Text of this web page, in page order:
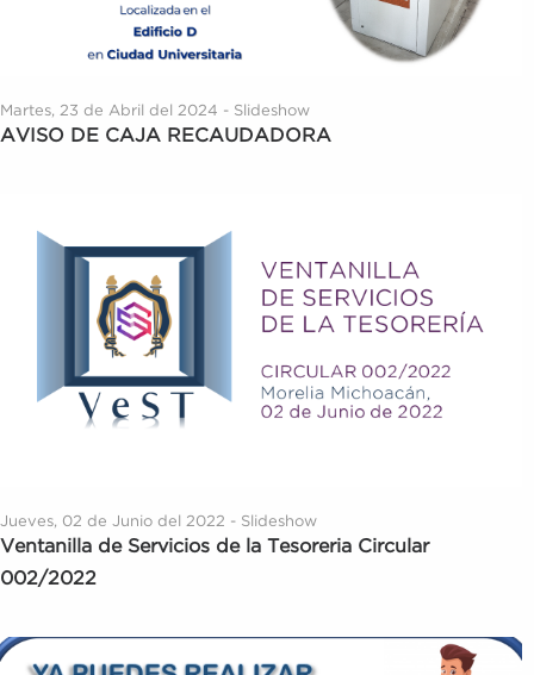
Martes, 23 de Abril del 2024 - Slideshow
AVISO DE CAJA RECAUDADORA
Jueves, 02 de Junio del 2022 - Slideshow
Ventanilla de Servicios de la Tesoreria Circular
002/2022